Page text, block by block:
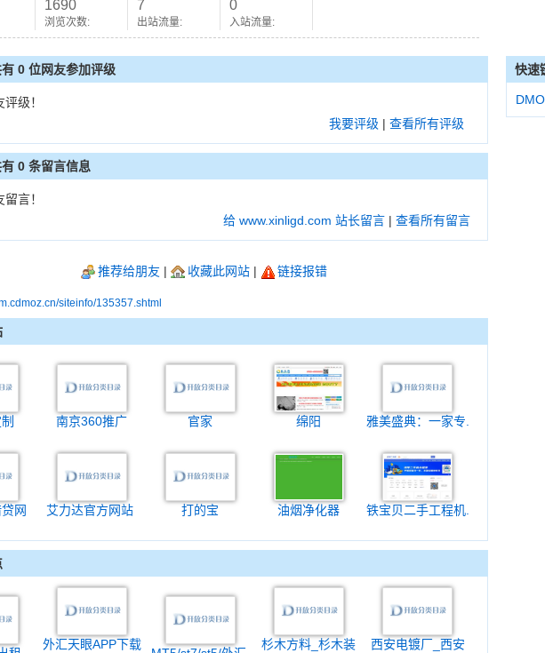
1690
浏览次数:
7
出站流量:
0
入站流量:
0 位网友参加评级
级！
我要评级 | 查看所有评级
0 条留言信息
言！
给 www.xinligd.com 站长留言 | 查看所有留言
推荐给朋友 | 收藏此网站| 链接报错
siteinfo/135357.shtml
南京360推广 官家 绵阳 雅美盛典：一家专.
网 艾力达官方网站 打的宝 油烟净化器 铁宝贝二手工程机.
外汇天眼APP下载 杉木方料_杉木装 西安电镀厂_西安
快速